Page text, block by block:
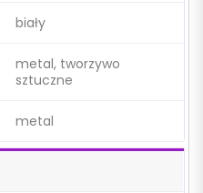
biały
metal, tworzywo
sztuczne
metal